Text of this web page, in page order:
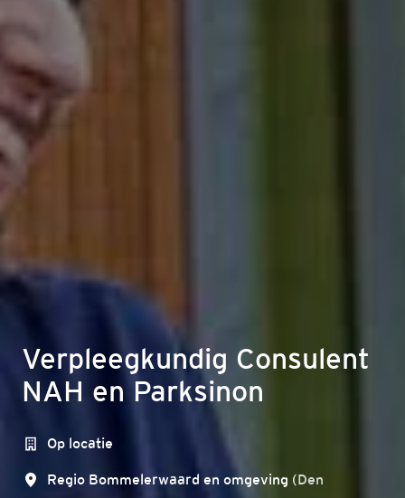
Verpleegkundig Consulent
NAH en Parksinon
Op locatie
Regio Bommelerwaard en omgeving (Den